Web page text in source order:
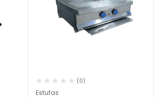
(0)
Estufas